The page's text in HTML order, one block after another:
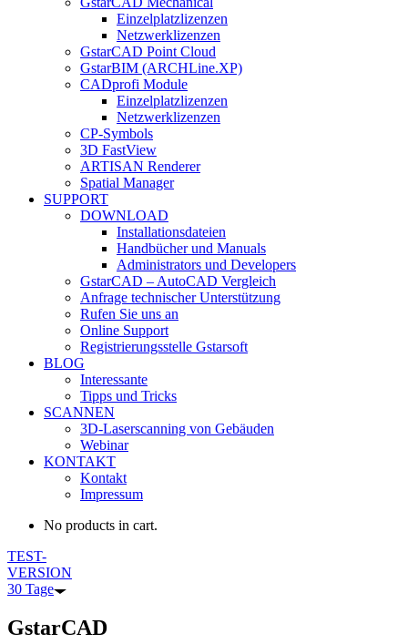
Einzelplatzlizenzen
Netzwerklizenzen
GstarCAD Point Cloud
GstarBIM (ARCHLine.XP)
CADprofi Module
Einzelplatzlizenzen
Netzwerklizenzen
CP-Symbols
3D FastView
ARTISAN Renderer
Spatial Manager
SUPPORT
DOWNLOAD
Installationsdateien
Handbücher und Manuals
Administrators und Developers
GstarCAD – AutoCAD Vergleich
Anfrage technischer Unterstützung
Rufen Sie uns an
Online Support
Registrierungsstelle Gstarsoft
BLOG
Interessante
Tipps und Tricks
SCANNEN
3D-Laserscanning von Gebäuden
Webinar
KONTAKT
Kontakt
Impressum
No products in cart.
TEST-
VERSION
30 Tage
GstarCAD